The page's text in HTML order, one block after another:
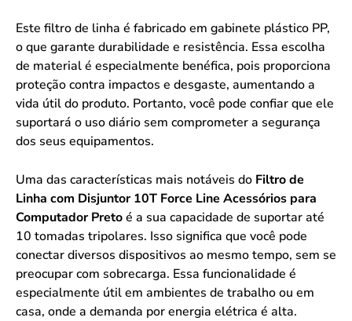
Este filtro de linha é fabricado em gabinete plástico PP,
o que garante durabilidade e resistência. Essa escolha
de material é especialmente benéfica, pois proporciona
proteção contra impactos e desgaste, aumentando a
vida útil do produto. Portanto, você pode confiar que ele
suportará o uso diário sem comprometer a segurança
dos seus equipamentos.
Uma das características mais notáveis do Filtro de
Linha com Disjuntor 10T Force Line Acessórios para
Computador Pretoé a sua capacidade de suportar até
10 tomadas tripolares. Isso significa que você pode
conectar diversos dispositivos ao mesmo tempo, sem se
preocupar com sobrecarga. Essa funcionalidade é
especialmente útil em ambientes de trabalho ou em
casa, onde a demanda por energia elétrica é alta.